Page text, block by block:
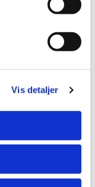
Vis detaljer